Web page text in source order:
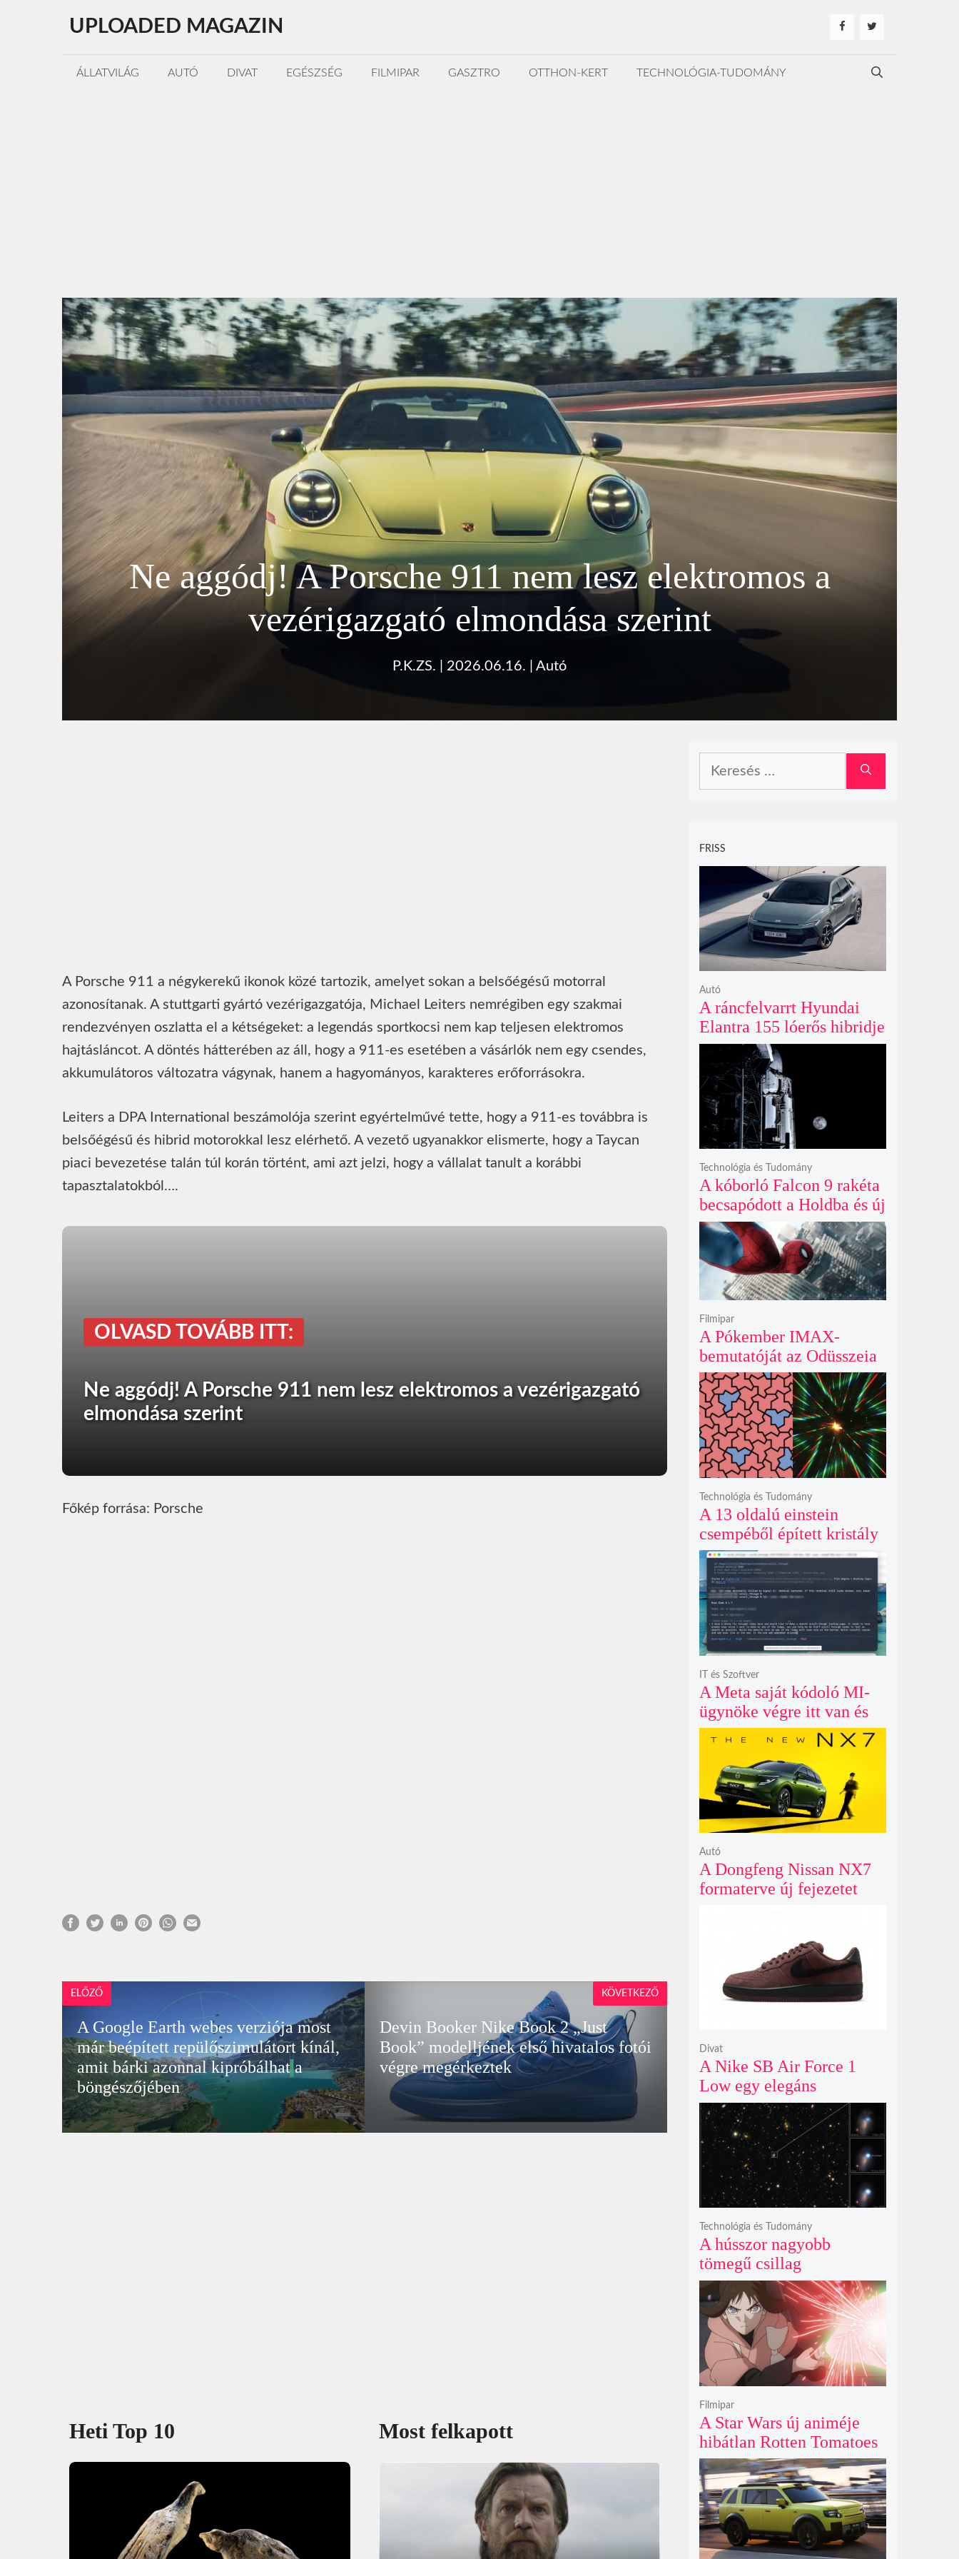
tartalomba
UPLOADED MAGAZIN
ÁLLATVILÁG AUTÓ DIVAT EGÉSZSÉG FILMIPAR GASZTRO OTTHON-KERT TECHNOLÓGIA-TUDOMÁNY
Ne aggódj! A Porsche 911 nem lesz elektromos a
vezérigazgató elmondása szerint
P.K.ZS. 2026.06.16. Autó
A Porsche 911 a négykerekű ikonok közé tartozik, amelyet sokan a belsőégésű motorral
azonosítanak. A stuttgarti gyártó vezérigazgatója, Michael Leiters nemrégiben egy szakmai
rendezvényen oszlatta el a kétségeket: a legendás sportkocsi nem kap teljesen elektromos
hajtásláncot. A döntés hátterében az áll, hogy a 911-es esetében a vásárlók nem egy csendes,
akkumulátoros változatra vágynak, hanem a hagyományos, karakteres erőforrásokra.
Leiters a DPA International beszámolója szerint egyértelművé tette, hogy a 911-es továbbra is
belsőégésű és hibrid motorokkal lesz elérhető. A vezető ugyanakkor elismerte, hogy a Taycan
piaci bevezetése talán túl korán történt, ami azt jelzi, hogy a vállalat tanult a korábbi
tapasztalatokból….
OLVASD TOVÁBB ITT:
Ne aggódj! A Porsche 911 nem lesz elektromos a vezérigazgató
elmondása szerint
Főkép forrása: Porsche
ELŐZŐ
A Google Earth webes verziója most
már beépített repülőszimulátort kínál,
amit bárki azonnal kipróbálhat a
böngészőjében
Devin Booker Nike Book 2 „Just
Book” modelljének első hivatalos fotói
végre megérkeztek
KÖVETKEZŐ
Heti Top 10 Most felkapott
FRISS
A ráncfelvarrt Hyundai
Elantra 155 lóerős hibridje
és prémium utastere
komoly belsőtéri ugrást
hoz
Autó
A kóborló Falcon 9 rakéta
becsapódott a Holdba és új
krátert hagyott maga után
Technológia és Tudomány
A Pókember IMAX-
bemutatóját az Odüsszeia
exkluzív vetítési
időszakának lejárta hozza
el
Filmipar
A 13 oldalú einstein
csempéből épített kristály
példátlanul forgó
csillagmintát vetít a fény
polarizációjától függően
Technológia és Tudomány
A Meta saját kódoló MI-
ügynöke végre itt van és
nem fél belenyúlni a
IT és Szoftver
A Dongfeng Nissan NX7
formaterve új fejezetet
Autó
A Nike SB Air Force 1
Low egy elegáns
világosbarna
színváltozatban bukkant
fel újra
Divat
A hússzor nagyobb
tömegű csillag
szupernóvájának rejtélyes
első fényét gamma-kitörés
nélkül kapták lencsevégre
a Föld obszervatóriumai
Technológia és Tudomány
A Star Wars új animéje
hibátlan Rotten Tomatoes
értékeléssel bizonyítja
nincs szükség a
nagyvászonra
Filmipar